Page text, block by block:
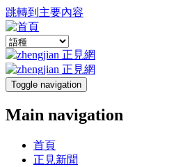
跳轉到主要內容
Toggle navigation
Main navigation
首頁
正見新聞